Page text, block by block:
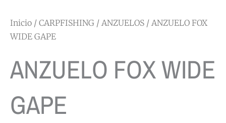
Inicio / CARPFISHING / ANZUELOS / ANZUELO FOX
WIDE GAPE
ANZUELO FOX WIDE
GAPE